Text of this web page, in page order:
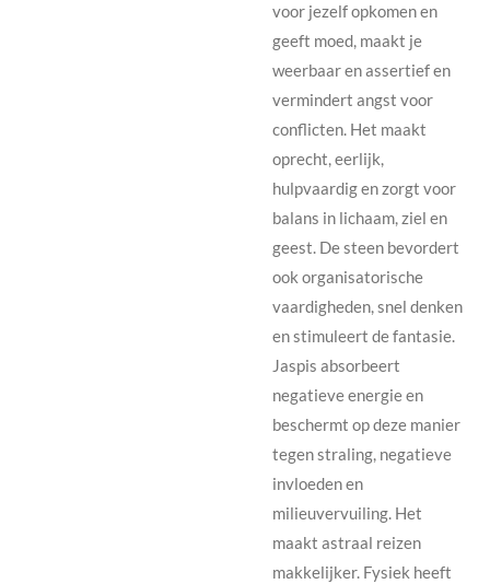
voor jezelf opkomen en
geeft moed, maakt je
weerbaar en assertief en
vermindert angst voor
conflicten. Het maakt
oprecht, eerlijk,
hulpvaardig en zorgt voor
balans in lichaam, ziel en
geest. De steen bevordert
ook organisatorische
vaardigheden, snel denken
en stimuleert de fantasie.
Jaspis absorbeert
negatieve energie en
beschermt op deze manier
tegen straling, negatieve
invloeden en
milieuvervuiling. Het
maakt astraal reizen
makkelijker. Fysiek heeft